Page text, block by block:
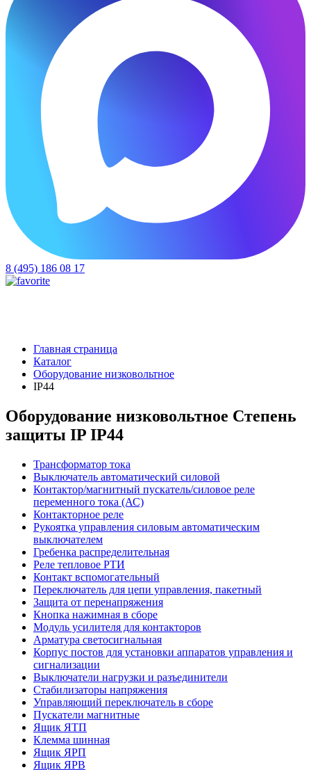
8 (495) 186 08 17
Главная страница
Каталог
Оборудование низковольтное
IP44
Оборудование низковольтное Степень
защиты IP IP44
Трансформатор тока
Выключатель автоматический силовой
Контактор/магнитный пускатель/силовое реле
переменного тока (АС)
Контакторное реле
Рукоятка управления силовым автоматическим
выключателем
Гребенка распределительная
Реле тепловое РТИ
Контакт вспомогательный
Переключатель для цепи управления, пакетный
Защита от перенапряжения
Кнопка нажимная в сборе
Модуль усилителя для контакторов
Арматура светосигнальная
Корпус постов для установки аппаратов управления и
сигнализации
Выключатели нагрузки и разъединители
Стабилизаторы напряжения
Управляющий переключатель в сборе
Пускатели магнитные
Ящик ЯТП
Клемма шинная
Ящик ЯРП
Ящик ЯРВ